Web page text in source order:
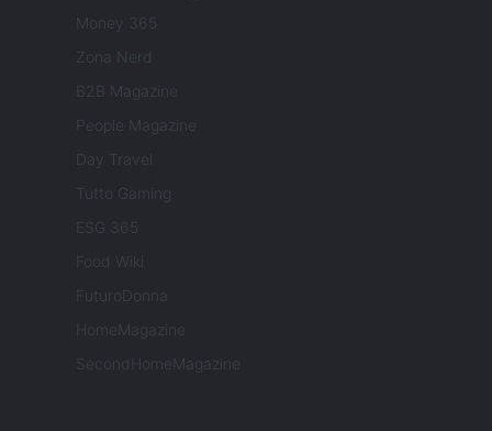
Money 365
Zona Nerd
B2B Magazine
People Magazine
Day Travel
Tutto Gaming
ESG 365
Food Wiki
FuturoDonna
HomeMagazine
SecondHomeMagazine